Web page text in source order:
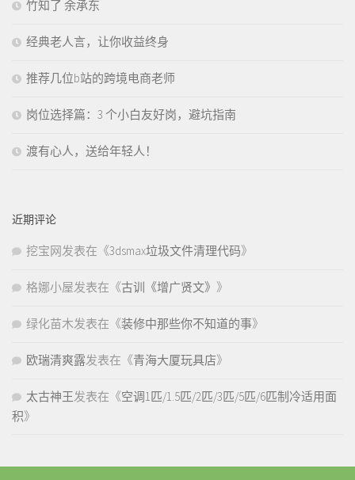
竹知了 余承东
经典老人言，让你收益终身
推荐几位b站的跨境电商老师
岗位选择篇：3 个小白友好岗，避坑指南
渡有心人，送给年轻人！
近期评论
挖宝网发表在《3dsmax垃圾文件清理代码》
格娜小屋发表在《古训《增广贤文》 》
绿化苗木发表在《装修中那些你不知道的事》
欧瑞清爽露发表在《青海大厦玩具店》
太古神王发表在《空调1匹/1.5匹/2匹/3匹/5匹/6匹制冷适用面
积》